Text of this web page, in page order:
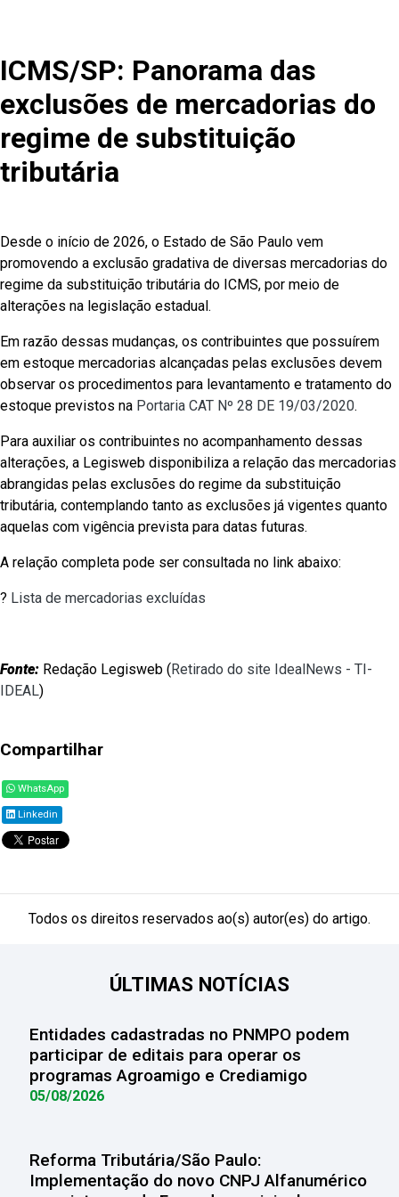
ICMS/SP: Panorama das
exclusões de mercadorias do
regime de substituição
tributária
Desde o início de 2026, o Estado de São Paulo vem
promovendo a exclusão gradativa de diversas mercadorias do
regime da substituição tributária do ICMS, por meio de
alterações na legislação estadual.
Em razão dessas mudanças, os contribuintes que possuírem
em estoque mercadorias alcançadas pelas exclusões devem
observar os procedimentos para levantamento e tratamento do
estoque previstos na Portaria CAT Nº 28 DE 19/03/2020.
Para auxiliar os contribuintes no acompanhamento dessas
alterações, a Legisweb disponibiliza a relação das mercadorias
abrangidas pelas exclusões do regime da substituição
tributária, contemplando tanto as exclusões já vigentes quanto
aquelas com vigência prevista para datas futuras.
A relação completa pode ser consultada no link abaixo:
? Lista de mercadorias excluídas
Fonte: Redação Legisweb (Retirado do site IdealNews - TI-
IDEAL)
Compartilhar
WhatsApp
Linkedin
Todos os direitos reservados ao(s) autor(es) do artigo.
ÚLTIMAS NOTÍCIAS
Entidades cadastradas no PNMPO podem
participar de editais para operar os
programas Agroamigo e Crediamigo
05/08/2026
Reforma Tributária/São Paulo:
Implementação do novo CNPJ Alfanumérico